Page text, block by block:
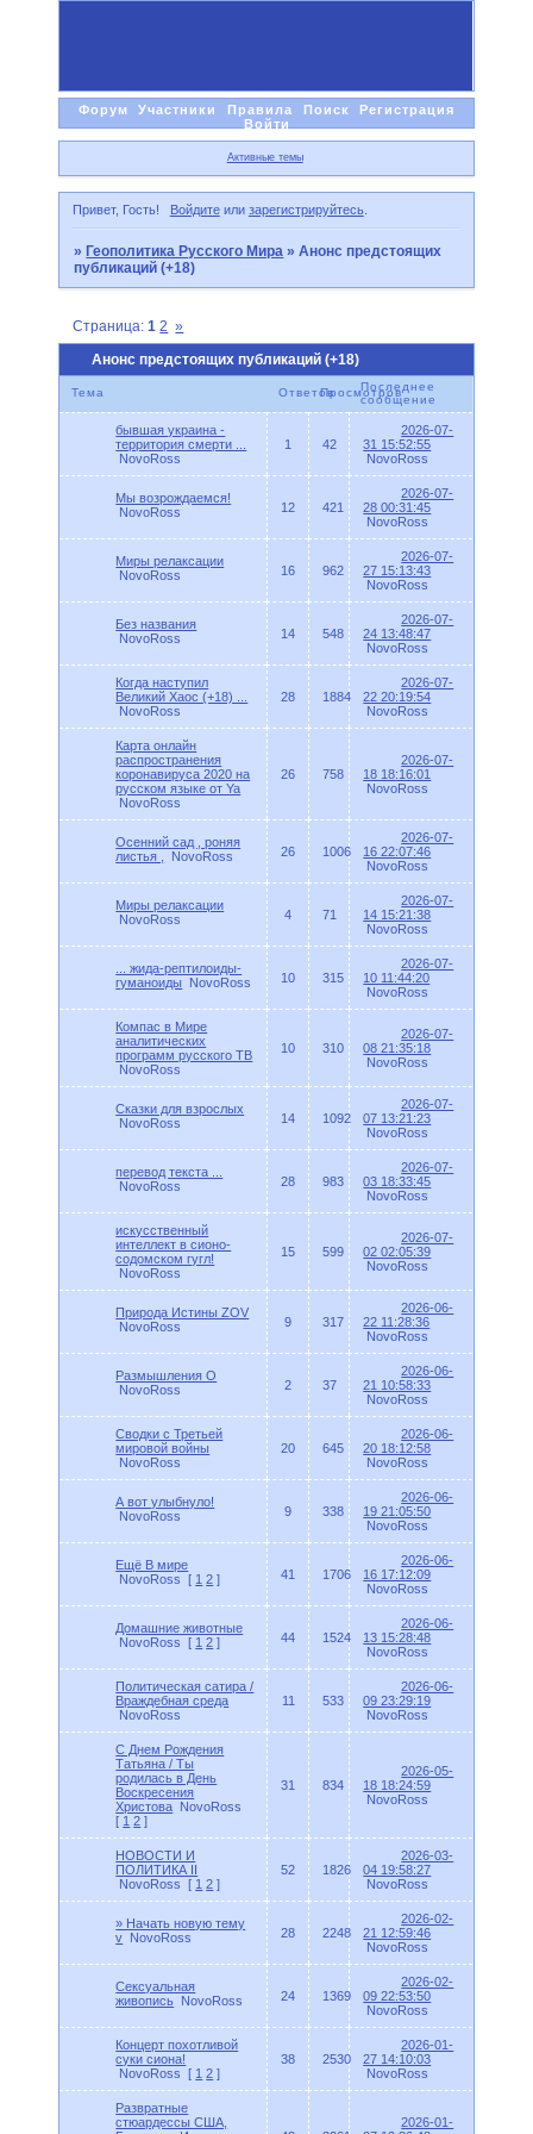
Форум Участники Правила Поиск
Регистрация
Войти
Активные темы
Привет, Гость! Войдитеили зарегистрируйтесь.
»Геополитика Русского Мира »Анонс предстоящих
публикаций (+18)
Анонс предстоящих публикаций (+18)
Страница:1 2 »
Тема ОтветовПросмотров
Последнее
сообщение
бывшая украина -
территория смерти ...
NovoRoss
1 42
2026-07-
31 15:52:55
NovoRoss
Мы возрождаемся!
NovoRoss
12 421
2026-07-
28 00:31:45
NovoRoss
Миры релаксации
NovoRoss
16 962
2026-07-
27 15:13:43
NovoRoss
Без названия
NovoRoss
14 548
2026-07-
24 13:48:47
NovoRoss
Когда наступил
Великий Хаос (+18) ...
NovoRoss
28 1884
2026-07-
22 20:19:54
NovoRoss
Карта онлайн
распространения
коронавируса 2020 на
русском языке от Ya
NovoRoss
26 758
2026-07-
18 18:16:01
NovoRoss
Осенний сад , роняя
листья ,
NovoRoss 26 1006
2026-07-
16 22:07:46
NovoRoss
Миры релаксации
NovoRoss
4 71
2026-07-
14 15:21:38
NovoRoss
... жида-рептилоиды-
гуманоиды
NovoRoss 10 315
2026-07-
10 11:44:20
NovoRoss
Компас в Мире
аналитических
программ русского ТВ
NovoRoss
10 310
2026-07-
08 21:35:18
NovoRoss
Сказки для взрослых
NovoRoss
14 1092
2026-07-
07 13:21:23
NovoRoss
перевод текста ...
NovoRoss
28 983
2026-07-
03 18:33:45
NovoRoss
искусственный
интеллект в сионо-
содомском гугл!
NovoRoss
15 599
2026-07-
02 02:05:39
NovoRoss
Природа Истины ZOV
NovoRoss
9 317
2026-06-
22 11:28:36
NovoRoss
Размышления О
NovoRoss
2 37
2026-06-
21 10:58:33
NovoRoss
Сводки с Третьей
мировой войны
NovoRoss
20 645
2026-06-
20 18:12:58
NovoRoss
А вот улыбнуло!
NovoRoss
9 338
2026-06-
19 21:05:50
NovoRoss
Ещё В мире
NovoRoss
[ 1 2 ] 41 1706
2026-06-
16 17:12:09
NovoRoss
Домашние животные
NovoRoss
[ 1 2 ] 44 1524
2026-06-
13 15:28:48
NovoRoss
Политическая сатира /
Враждебная среда
NovoRoss
11 533
2026-06-
09 23:29:19
NovoRoss
С Днем Рождения
Татьяна / Ты
родилась в День
Воскресения
Христова NovoRoss
[ 1 2 ]
31 834
2026-05-
18 18:24:59
NovoRoss
НОВОСТИ И
ПОЛИТИКА II
NovoRoss
[ 1 2 ]
52 1826
2026-03-
04 19:58:27
NovoRoss
» Начать новую тему
v NovoRoss 28 2248
2026-02-
21 12:59:46
NovoRoss
Сексуальная
живопись NovoRoss 24 1369
2026-02-
09 22:53:50
NovoRoss
Концерт похотливой
суки сиона!
NovoRoss
[ 1 2 ]
38 2530
2026-01-
27 14:10:03
NovoRoss
Развратные
стюардессы США,
2026-01-